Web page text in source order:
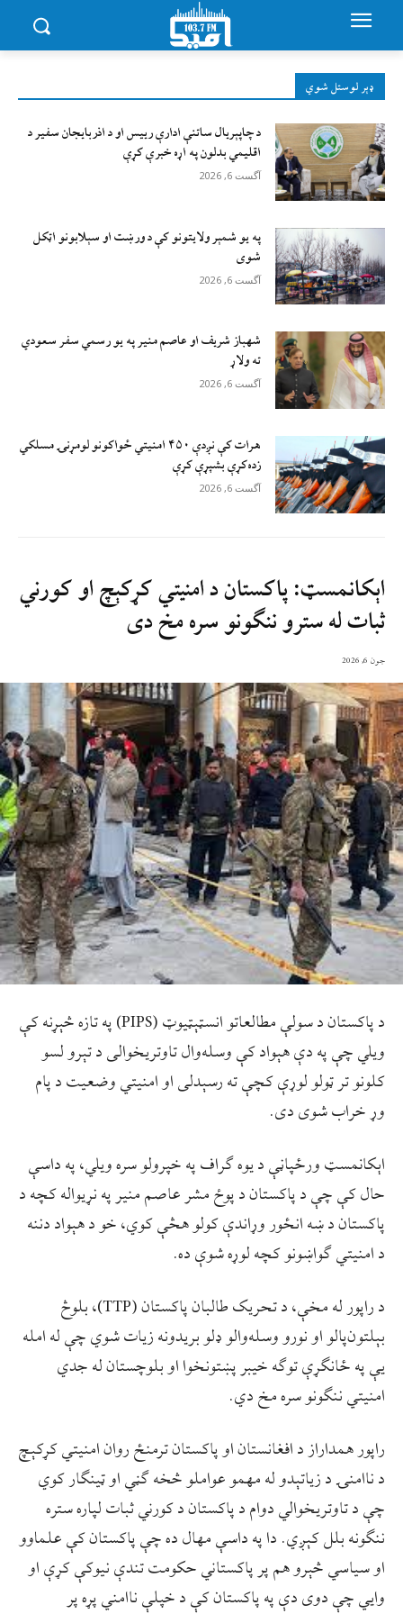
ډېر لوستل شوي
د چاپېریال ساتنې ادارې رییس او د اذربایجان سفیر د
اقلیمي بدلون په اړه خبرې کړې
آگست 6, 2026
په یو شمېر ولایتونو کې د ورښت او سېلابونو اټکل
شوی
آگست 6, 2026
شهباز شریف او عاصم منیر په یو رسمي سفر سعودي
ته ولاړ
آگست 6, 2026
هرات کې نږدې ۴۵۰ امنيتي ځواکونو لومړنۍ مسلکي
زده‌کړې بشپړې کړې
آگست 6, 2026
اېکانمسټ: پاکستان د امنیتي کړکېچ او کورني
ثبات له سترو ننګونو سره مخ دی
جون 6, 2026
د پاکستان د سولې مطالعاتو انسټېټیوټ (PIPS) په تازه څېړنه کې
ويلي چې په دې هېواد کې وسله‌وال تاوتریخوالی د تېرو لسو
کلونو تر ټولو لوړې کچې ته رسېدلی او امنیتي وضعیت د پام
وړ خراب شوی دی.
اېکانمسټ ورځپاڼې د یوه ګراف په خپرولو سره ویلي، په داسې
حال کې چې د پاکستان د پوځ مشر عاصم منیر په نړیواله کچه د
پاکستان د ښه انځور وړاندې کولو هڅې کوي، خو د هېواد دننه
د امنیتي ګواښونو کچه لوړه شوې ده.
د راپور له مخې، د تحریک طالبان پاکستان (TTP)، بلوڅ
بېلتون‌پالو او نورو وسله‌والو ډلو بریدونه زیات شوي چې له امله
یې په ځانګړې توګه خیبر پښتونخوا او بلوچستان له جدي
امنیتي ننګونو سره مخ دي.
راپور همداراز د افغانستان او پاکستان ترمنځ روان امنیتي کړکېچ
د ناامنۍ د زیاتېدو له مهمو عواملو څخه ګڼي او ټینګار کوي
چې د تاوتریخوالي دوام د پاکستان د کورني ثبات لپاره ستره
ننګونه بلل کېږي. دا په داسې مهال ده چې پاکستان کې علماوو
او سياسي څېرو هم پر پاکستاني حکومت تندې نيوکې کړې او
وايي چې دوی دې په پاکستان کې د خپلې ناامني پړه پر